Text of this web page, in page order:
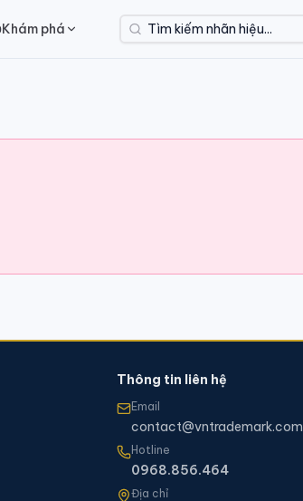
Khám phá
Thông tin liên hệ
Email
contact@vntrademark.com
Hotline
0968.856.464
Địa chỉ